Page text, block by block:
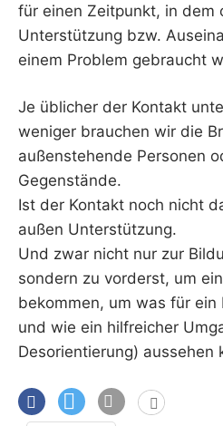
für einen Zeitpunkt, in dem
Unterstützung bzw.
einem Problem gebraucht
Je üblicher der Kontakt
weniger brauchen wir die
außenstehende Personen
Gegenstände.
Ist der Kontakt noch nicht
außen Unterstützung.
Und zwar nicht nur zur
sondern zu vorderst, um
bekommen, um was für
und wie ein hilfreicher
Desorientierung) aussehen